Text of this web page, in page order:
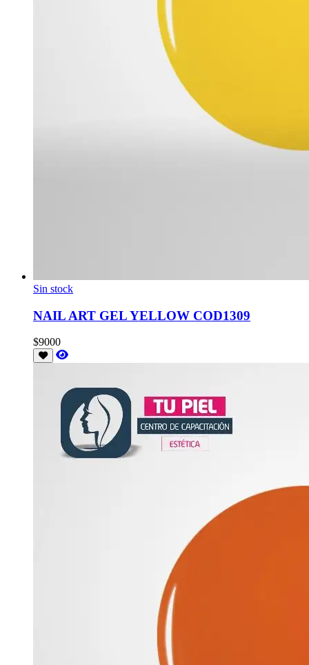
Sin stock
NAIL ART GEL YELLOW COD1309
$9000